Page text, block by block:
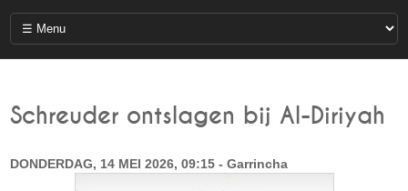
Schreuder ontslagen bij Al-Diriyah
DONDERDAG, 14 MEI 2026, 09:15 - Garrincha